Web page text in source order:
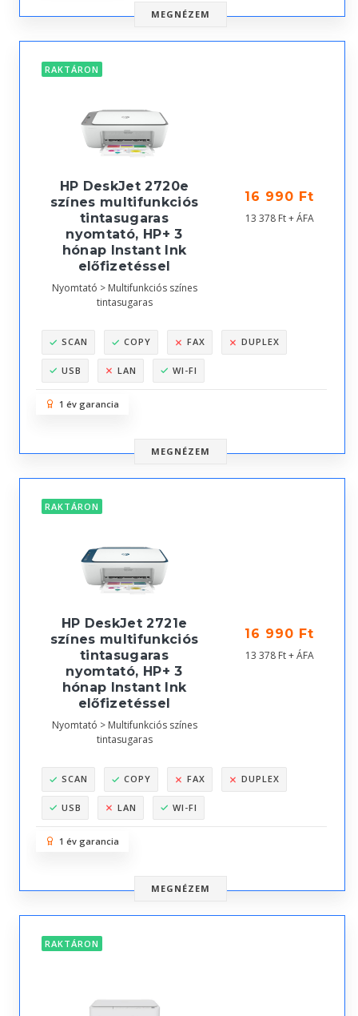
MEGNÉZEM
RAKTÁRON
HP DeskJet 2720e
színes multifunkciós
tintasugaras
nyomtató, HP+ 3
hónap Instant Ink
előfizetéssel
Nyomtató > Multifunkciós színes
tintasugaras
16 990 Ft
13 378 Ft + ÁFA
SCAN COPY FAX DUPLEX
USB LAN WI-FI
1 év garancia
MEGNÉZEM
RAKTÁRON
HP DeskJet 2721e
színes multifunkciós
tintasugaras
nyomtató, HP+ 3
hónap Instant Ink
előfizetéssel
Nyomtató > Multifunkciós színes
tintasugaras
16 990 Ft
13 378 Ft + ÁFA
SCAN COPY FAX DUPLEX
USB LAN WI-FI
1 év garancia
MEGNÉZEM
RAKTÁRON